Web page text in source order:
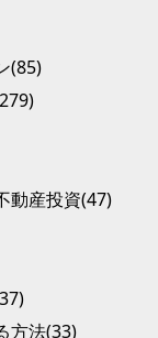
(85)
動産投資(47)
方法(33)